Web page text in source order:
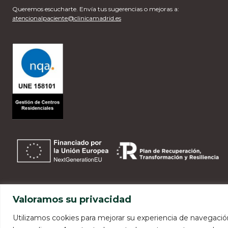
Valoramos su privacidad
Utilizamos cookies para mejorar su experiencia de
Queremos escucharte. Envía tus sugerencias o mejoras a:
atencionalpaciente@clinicamadrid.es
© 2026 Clínica Madrid. Todos los derechos